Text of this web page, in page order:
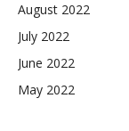
August 2022
July 2022
June 2022
May 2022